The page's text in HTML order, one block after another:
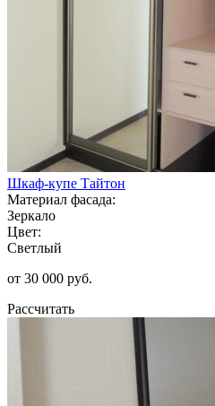
Шкаф-купе Тайтон
Материал фасада:
Зеркало
Цвет:
Светлый
от 30 000 руб.
Рассчитать